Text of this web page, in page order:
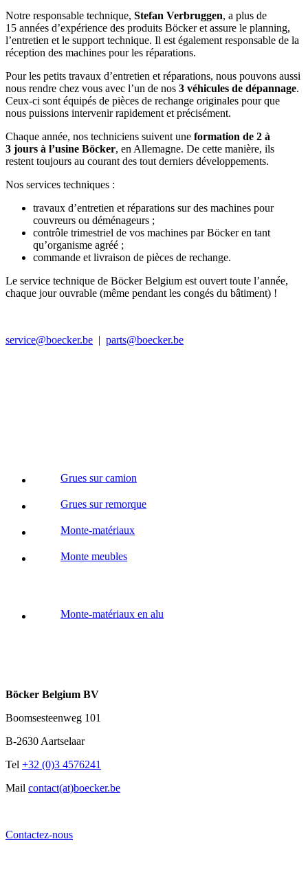
Notre responsable technique, Stefan Verbruggen, a plus de
15 années d’expérience des produits Böcker et assure le planning,
l’entretien et le support technique. Il est également responsable de la
réception des machines pour les réparations.
Pour les petits travaux d’entretien et réparations, nous pouvons aussi
nous rendre chez vous avec l’un de nos 3 véhicules de dépannage.
Ceux-ci sont équipés de pièces de rechange originales pour que
nous puissions intervenir rapidement et précisément.
Chaque année, nos techniciens suivent une formation de 2 à
3 jours à l’usine Böcker, en Allemagne. De cette manière, ils
restent toujours au courant des tout derniers développements.
Nos services techniques :
travaux d’entretien et réparations sur des machines pour
couvreurs ou déménageurs ;
contrôle trimestriel de vos machines par Böcker en tant
qu’organisme agréé ;
commande et livraison de pièces de rechange.
Le service technique de Böcker Belgium est ouvert toute l’année,
chaque jour ouvrable (même pendant les congés du bâtiment) !
service@boecker.be | parts@boecker.be
Grues sur camion
Grues sur remorque
Monte-matériaux
Monte meubles
Monte-matériaux en alu
Böcker Belgium BV
Boomsesteenweg 101
B-2630 Aartselaar
Tel +32 (0)3 4576241
Mail contact(at)boecker.be
Contactez-nous